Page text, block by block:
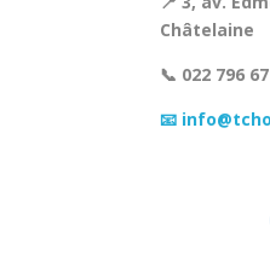
Châtelaine
📞 022 796
📧